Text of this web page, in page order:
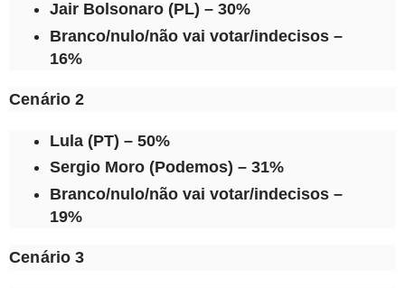
Jair Bolsonaro (PL) – 30%
Branco/nulo/não vai votar/indecisos –
16%
Cenário 2
Lula (PT) – 50%
Sergio Moro (Podemos) – 31%
Branco/nulo/não vai votar/indecisos –
19%
Cenário 3